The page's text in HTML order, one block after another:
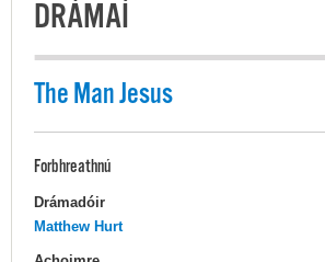
DRÁMAÍ
The Man Jesus
Forbhreathnú
Drámadóir
Matthew Hurt